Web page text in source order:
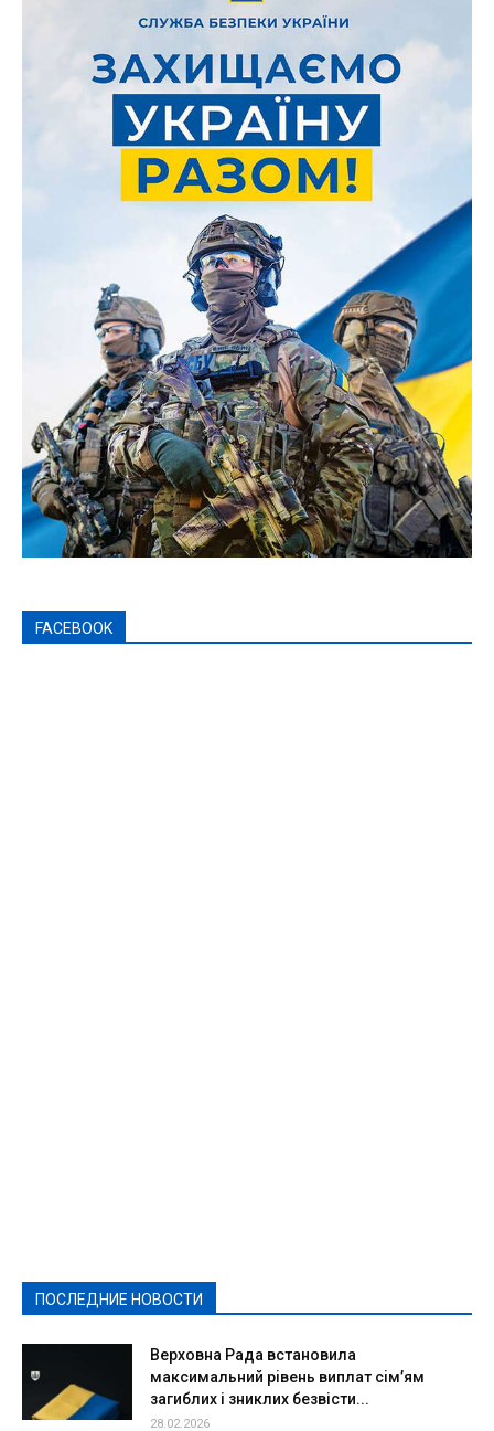
FACEBOOK
ПОСЛЕДНИЕ НОВОСТИ
Верховна Рада встановила
максимальний рівень виплат сім’ям
загиблих і зниклих безвісти...
28.02.2026